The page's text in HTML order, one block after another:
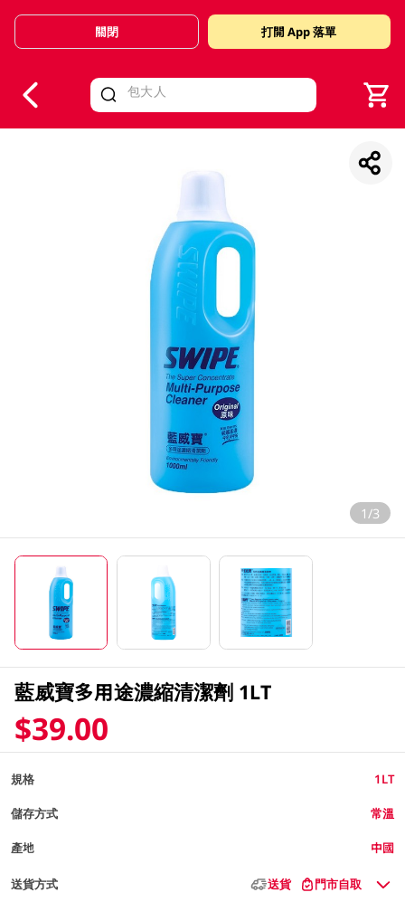
Valid Until 30 June 2026
關閉 打開 App 落單
1/3
藍威寶多用途濃縮清潔劑 1LT
$39.00
規格 1LT
儲存方式 常溫
產地 中國
送貨方式 送貨 門市自取